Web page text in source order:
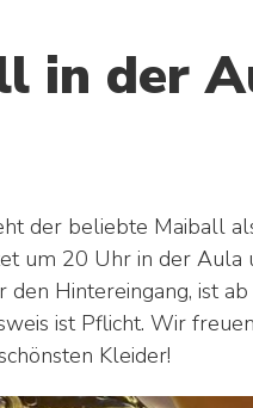
–
in der
der beliebte Maiball
um 20 Uhr in der
den Hintereingang, ist
ist Pflicht. Wir
Kleider!